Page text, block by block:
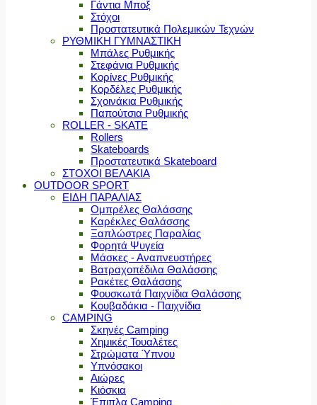
Γάντια Μποξ
Στόχοι
Προστατευτικά Πολεμικών Τεχνών
ΡΥΘΜΙΚΗ ΓΥΜΝΑΣΤΙΚΗ
Μπάλες Ρυθμικής
Στεφάνια Ρυθμικής
Κορίνες Ρυθμικής
Κορδέλες Ρυθμικής
Σχοινάκια Ρυθμικής
Παπούτσια Ρυθμικής
ROLLER - SKATE
Rollers
Skateboards
Προστατευτικά Skateboard
ΣΤΟΧΟΙ ΒΕΛΑΚΙΑ
OUTDOOR SPORT
ΕΙΔΗ ΠΑΡΑΛΙΑΣ
Ομπρέλες Θαλάσσης
Καρέκλες Θαλάσσης
Ξαπλώστρες Παραλίας
Φορητά Ψυγεία
Μάσκες - Αναπνευστήρες
Βατραχοπέδιλα Θαλάσσης
Ρακέτες Θαλάσσης
Φουσκωτά Παιχνίδια Θαλάσσης
Κουβαδάκια - Παιχνίδια
CAMPING
Σκηνές Camping
Χημικές Τουαλέτες
Στρώματα Ύπνου
Υπνόσακοι
Αιώρες
Κιόσκια
Έπιπλα Camping